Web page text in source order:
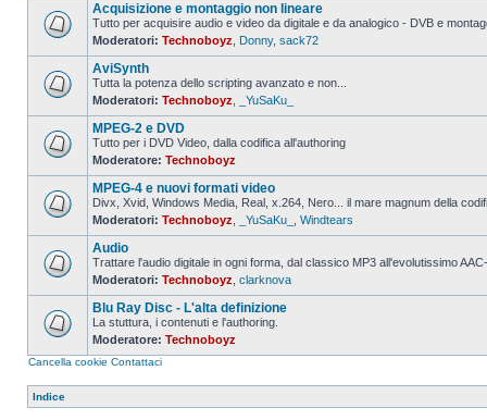
Nessun
messaggio
da
leggere
Acquisizione e montaggio non lineare
Tutto per acquisire audio e video da digitale e da analogico - DVB e
Moderatori: Technoboyz Donny, sack72
Nessun
messaggio
da
leggere
AviSynth
Tutta la potenza dello scripting avanzato e non...
Moderatori: Technoboyz _YuSaKu_
Nessun
messaggio
da
leggere
MPEG-2 e DVD
Tutto per i DVD Video, dalla codifica all'authoring
Moderatore: Technoboyz
Nessun
messaggio
da
leggere
MPEG-4 e nuovi formati video
Divx, Xvid, Windows Media, Real, x.264, Nero... il mare magnum della
Moderatori: Technoboyz _YuSaKu_ Windtears
Nessun
messaggio
da
leggere
Audio
Trattare l'audio digitale in ogni forma, dal classico MP3 all'evolutissimo
Moderatori: Technoboyz clarknova
Nessun
messaggio
da
Blu Ray Disc - L'alta definizione
La stuttura, i contenuti e l'authoring.
Moderatore: Technoboyz
Cancella cookie Contattaci
Indice